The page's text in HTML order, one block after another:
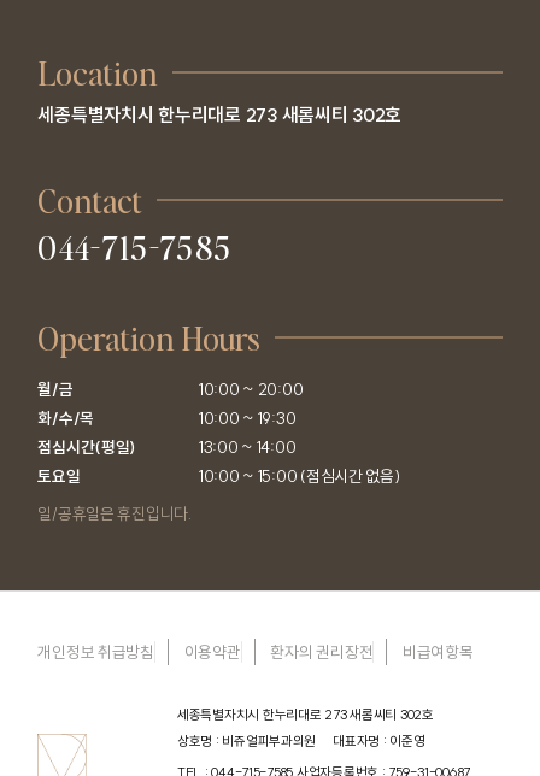
Location
세종특별자치시 한누리대로 273 새롬씨티 302호
Contact
044-715-7585
Operation Hours
월/금
화/수/목
점심시간(평일)
토요일
10:00 ~ 20:00
10:00 ~ 19:30
13:00 ~ 14:00
10:00 ~ 15:00 (점심시간 없음)
일/공휴일은 휴진입니다.
개인정보 취급방침 이용약관 환자의 권리장전 비급여항목
세종특별자치시 한누리대로 273 새롬씨티 302호
상호명 : 비쥬얼피부과의원
대표자명 : 이준영
TEL : 044-715-7585 사업자등록번호 : 759-31-00687